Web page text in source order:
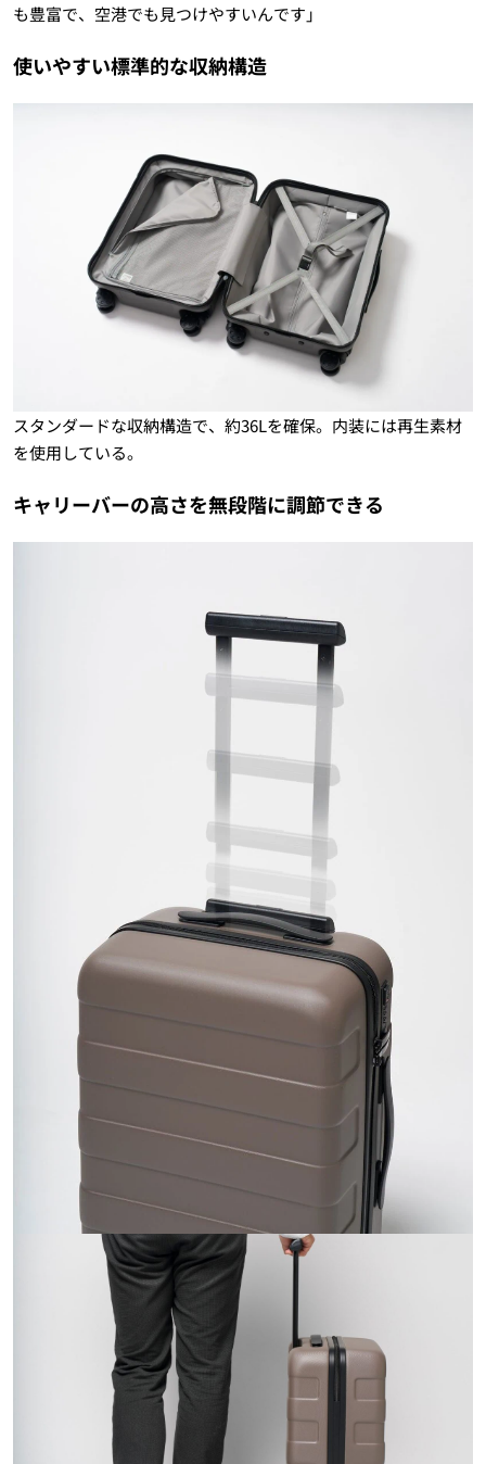
も豊富で、空港でも見つけやすいんです」
使いやすい標準的な収納構造
スタンダードな収納構造で、約36Lを確保。内装には再生素材
を使用している。
キャリーバーの高さを無段階に調節できる